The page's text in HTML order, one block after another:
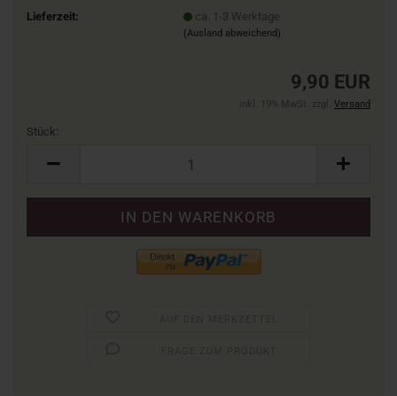
Lieferzeit:
ca. 1-3 Werktage
(Ausland abweichend)
9,90 EUR
inkl. 19% MwSt. zzgl. Versand
Stück: